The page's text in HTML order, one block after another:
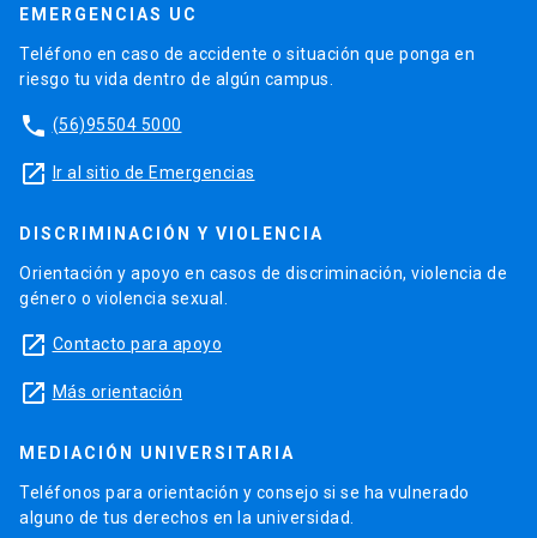
EMERGENCIAS UC
Teléfono en caso de accidente o situación que ponga en
riesgo tu vida dentro de algún campus.
phone (56)95504 5000
launch Ir al sitio de Emergencias
DISCRIMINACIÓN Y VIOLENCIA
Orientación y apoyo en casos de discriminación, violencia de
género o violencia sexual.
launch Contacto para apoyo
launch Más orientación
MEDIACIÓN UNIVERSITARIA
Teléfonos para orientación y consejo si se ha vulnerado
alguno de tus derechos en la universidad.